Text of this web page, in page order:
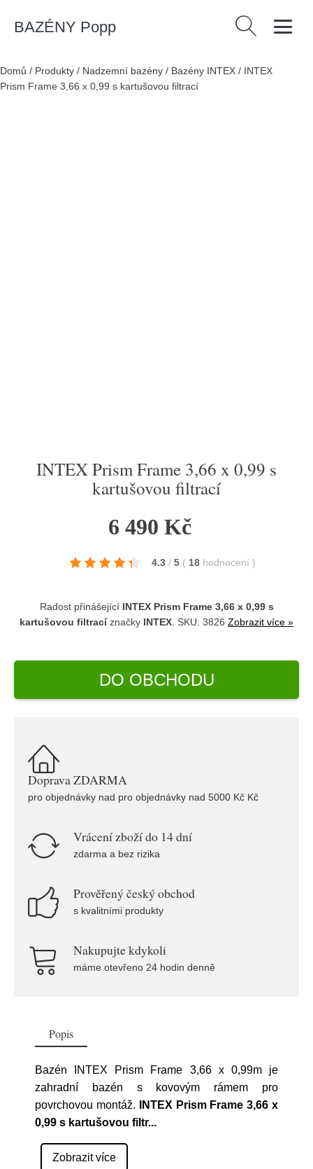
BAZÉNY Popp Vyhledávání
Domů / Produkty / Nadzemní bazény / Bazény INTEX / INTEX
Prism Frame 3,66 x 0,99 s kartušovou filtrací
INTEX Prism Frame 3,66 x 0,99 s
kartušovou filtrací
6 490 Kč
4.3 / 5 ( 18 hodnocení )
Radost přinášející INTEX Prism Frame 3,66 x 0,99 s
kartušovou filtracíznačky INTEX . SKU: 3826 Zobrazit více »
DO OBCHODU
Doprava ZDARMA
pro objednávky nad pro objednávky nad 5000 Kč Kč
Vrácení zboží do 14 dní
zdarma a bez rizika
Prověřený český obchod
s kvalitními produkty
Nakupujte kdykoli
máme otevřeno 24 hodin denně
Popis
Bazén INTEX Prism Frame 3,66 x 0,99m je
zahradní bazén s kovovým rámem pro
povrchovou montáž.
INTEX Prism Frame 3,66 x
0,99 s kartušovou filtr...
Zobrazit více